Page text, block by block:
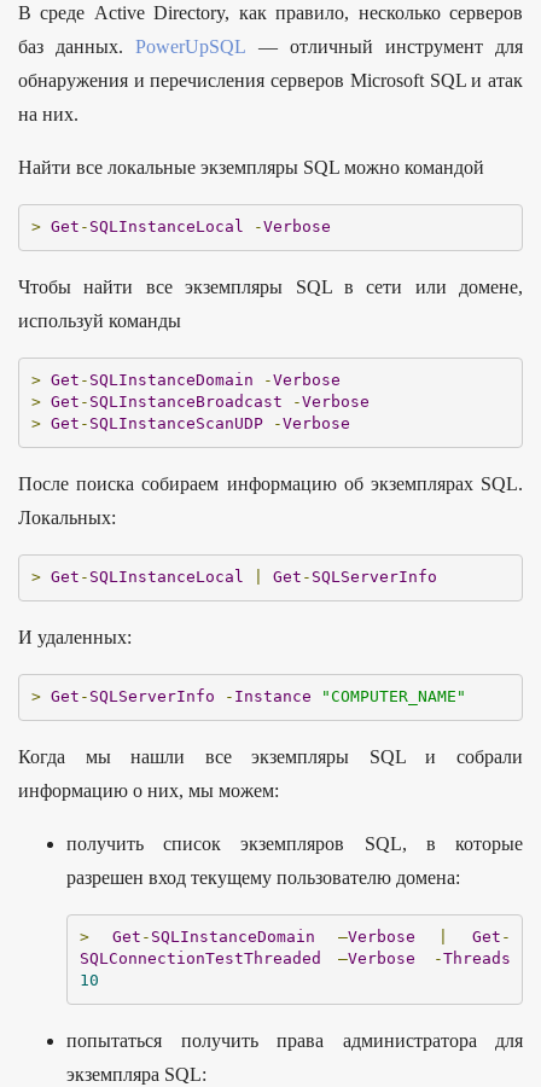
В среде Active Directory, как правило, несколько серверов
баз данных.PowerUpSQL — отличный инструмент для
обнаружения и перечисления серверов Microsoft SQL и атак
на них.
Найти все локальные экземпляры SQL можно командой
> Get - SQLInstanceLocal -Verbose
Чтобы найти все экземпляры SQL в сети или домене,
используй команды
> Get - SQLInstanceDomain -Verbose
> Get - SQLInstanceBroadcast -Verbose
> Get - SQLInstanceScanUDP -Verbose
После поиска собираем информацию об экземплярах SQL.
Локальных:
> Get - SQLInstanceLocal Get - SQLServerInfo
И удаленных:
> Get - SQLServerInfo - Instance "COMPUTER_NAME"
Когда мы нашли все экземпляры SQL и собрали
информацию о них, мы можем:
получить список экземпляров SQL, в которые
разрешен вход текущему пользователю домена:
> Get - SQLInstanceDomain –Verbose Get -
SQLConnectionTestThreaded
–Verbose -Threads
10
попытаться получить права администратора для
экземпляра SQL: